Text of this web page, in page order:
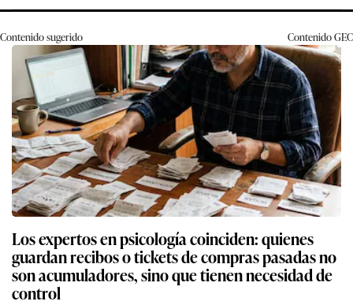
Contenido sugerido ContenidoGEC
Los expertos en psicología coinciden: quienes
guardan recibos o tickets de compras pasadas no
son acumuladores, sino que tienen necesidad de
control